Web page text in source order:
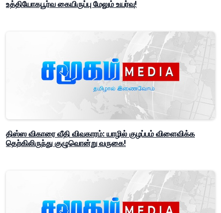
உத்தியோகபூர்வ கையிருப்பு மேலும் உயர்வு!
திஸ்ஸ விகாரை வீதி விவகாரம்: யாழில் குழப்பம் விளைவிக்க
தெற்கிலிருந்து குழுவொன்று வருகை!